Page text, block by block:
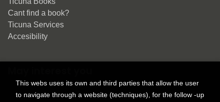
Cant find a book?
Ticuna Services
Accesibility
This webs uses its own and third parties that allow the user
to navigate through a website (techniques), for the follow -up